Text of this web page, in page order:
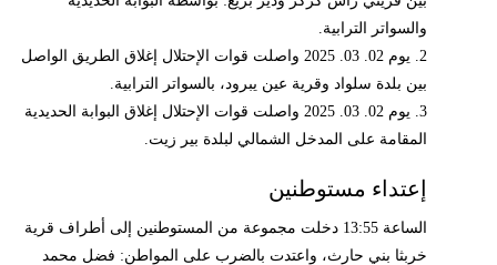
والسواتر الترابية.
2. يوم 02. 03. 2025 واصلت قوات الإحتلال إغلاق الطريق الواصل
بين بلدة سلواد وقرية عين يبرود، بالسواتر الترابية.
3. يوم 02. 03. 2025 واصلت قوات الإحتلال إغلاق البوابة الحديدية
المقامة على المدخل الشمالي لبلدة بير زيت.
إعتداء مستوطنين
الساعة 13:55 دخلت مجموعة من المستوطنين إلى أطراف قرية
خربثا بني حارث، واعتدت بالضرب على المواطن: فضل محمد